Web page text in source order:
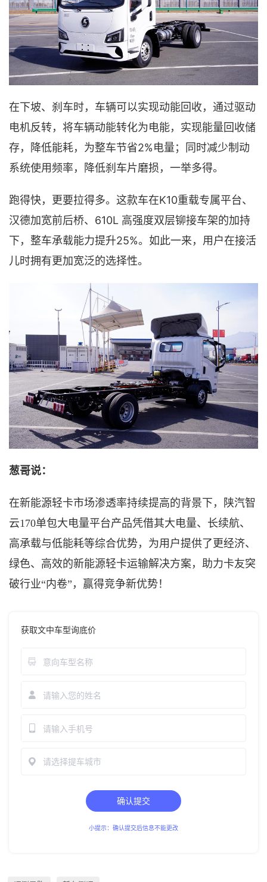
在下坡、刹车时，车辆可以实现动能回收， 通过驱动
电机反转， 将车辆动能转化为电能， 实现能量回收储
存， 降低能耗， 为整车节省2%电量；同时减少制动
系统使用频率 ， 降低刹车片磨损 ，一举多得。
跑得快，更要拉得多。这款车在K10重载专属平台、
汉德加宽前后桥、 610L 高强度双层铆接车架的加持
下，整车承载能力提升25%。如此一来，用户在接活
儿时拥有更加宽泛的选择性。
葱哥说：
在新能源轻卡市场渗透率持续提高的背景下，陕汽智
云170单包大电量平台产品凭借其大电量、长续航、
高承载与低能耗等综合优势，为用户提供了更经济、
绿色、高效的新能源轻卡运输解决方案，助力卡友突
破行业“内卷”，赢得竞争新优势！
获取文中车型询底价
请选择提车城市
确认提交
小提示：确认提交后信息不能更改